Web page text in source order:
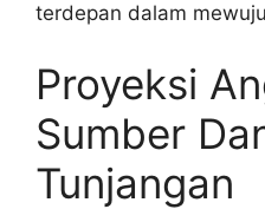
terdepan dalam
Proyeksi
Sumber
Tunjangan